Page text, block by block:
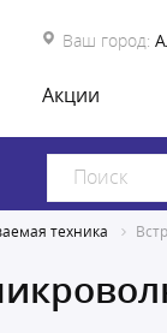
Ваш город:
Акции
техника